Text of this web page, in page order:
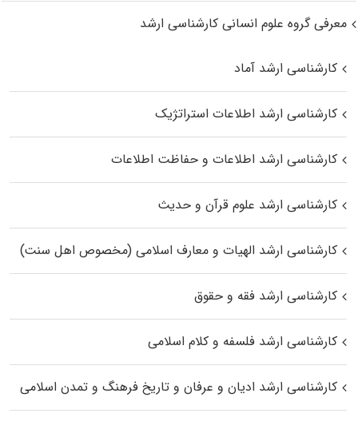
معرفی گروه علوم انسانی کارشناسی ارشد
کارشناسی ارشد آماد
کارشناسی ارشد اطلاعات استراتژیک
کارشناسی ارشد اطلاعات و حفاظت اطلاعات
کارشناسی ارشد علوم قرآن و حدیث
کارشناسی ارشد الهیات و معارف اسلامی (مخصوص اهل سنت)
کارشناسی ارشد فقه و حقوق
کارشناسی ارشد فلسفه و کلام اسلامی
کارشناسی ارشد ادیان و عرفان و تاریخ فرهنگ و تمدن اسلامی